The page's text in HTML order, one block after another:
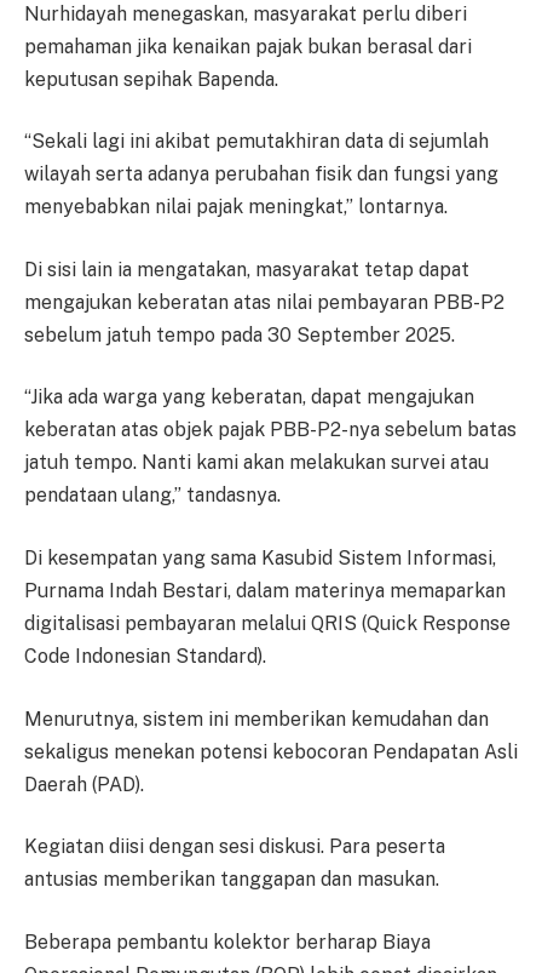
Nurhidayah menegaskan, masyarakat perlu diberi
pemahaman jika kenaikan pajak bukan berasal dari
keputusan sepihak Bapenda.
“Sekali lagi ini akibat pemutakhiran data di sejumlah
wilayah serta adanya perubahan fisik dan fungsi yang
menyebabkan nilai pajak meningkat,” lontarnya.
Di sisi lain ia mengatakan, masyarakat tetap dapat
mengajukan keberatan atas nilai pembayaran PBB-P2
sebelum jatuh tempo pada 30 September 2025.
“Jika ada warga yang keberatan, dapat mengajukan
keberatan atas objek pajak PBB-P2-nya sebelum batas
jatuh tempo. Nanti kami akan melakukan survei atau
pendataan ulang,” tandasnya.
Di kesempatan yang sama Kasubid Sistem Informasi,
Purnama Indah Bestari, dalam materinya memaparkan
digitalisasi pembayaran melalui QRIS (Quick Response
Code Indonesian Standard).
Menurutnya, sistem ini memberikan kemudahan dan
sekaligus menekan potensi kebocoran Pendapatan Asli
Daerah (PAD).
Kegiatan diisi dengan sesi diskusi. Para peserta
antusias memberikan tanggapan dan masukan.
Beberapa pembantu kolektor berharap Biaya